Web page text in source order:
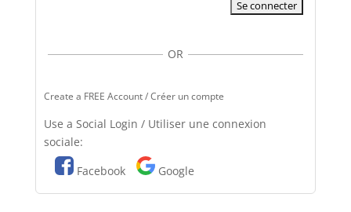
OR
Create a FREE Account / Créer un compte
Use a Social Login / Utiliser une connexion
sociale:
Facebook
Google